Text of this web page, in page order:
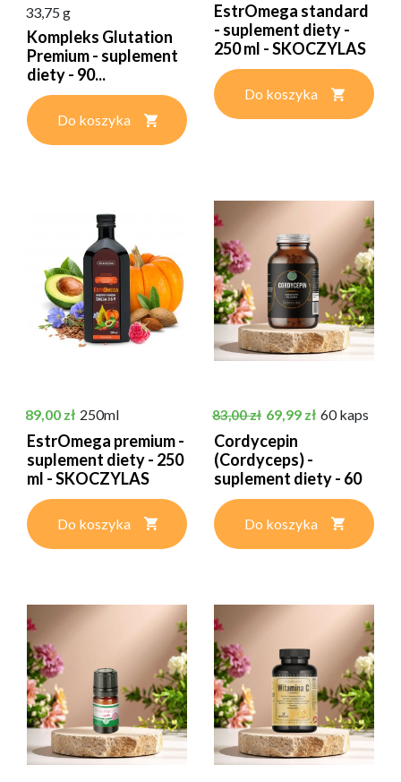
33,75 g
Kompleks Glutation
Premium - suplement
diety - 90...
Do koszyka
EstrOmega standard
- suplement diety -
250 ml - SKOCZYLAS
Do koszyka
Cena
89,00 zł 250ml
EstrOmega premium -
suplement diety - 250
ml - SKOCZYLAS
Do koszyka
Cena podstawowa
83,00 zł Cena
69,99 zł 60 kaps
Cordycepin
(Cordyceps) -
suplement diety - 60
kapsułek -...
Do koszyka